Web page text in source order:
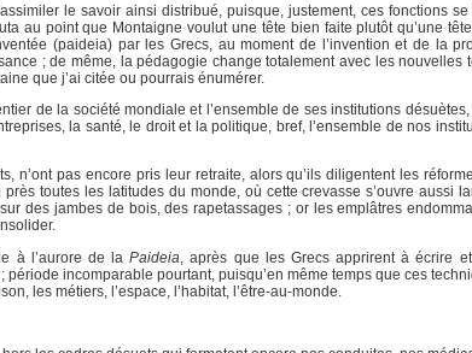
le savoir ainsi distribué, puisque, justement, ces fonctions se
au point que Montaigne voulut une tête bien faite plutôt qu’une
(paideia) par les Grecs, au moment de l’invention et de la
; de même, la pédagogie change totalement avec les nouvelles
que j’ai citée ou pourrais énumérer.
de la société mondiale et l’ensemble de ses institutions
la santé, le droit et la politique, bref, l’ensemble de nos
n’ont pas encore pris leur retraite, alors qu’ils diligentent les
toutes les latitudes du monde, où cette crevasse s’ouvre aussi
des jambes de bois, des rapetassages ; or les emplâtres
à l’aurore de laPaideia , après que les Grecs apprirent à écrire
incomparable pourtant, puisqu’en même temps que ces
les métiers, l’espace, l’habitat, l’être-au-monde.